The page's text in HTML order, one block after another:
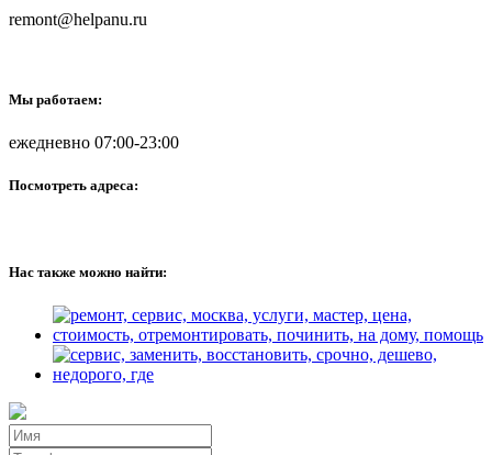
remont@helpanu.ru
Мы работаем:
ежедневно 07:00-23:00
Посмотреть адреса:
Нас также можно найти: